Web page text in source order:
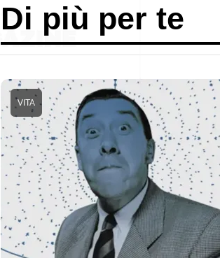
Di più per te
VITA